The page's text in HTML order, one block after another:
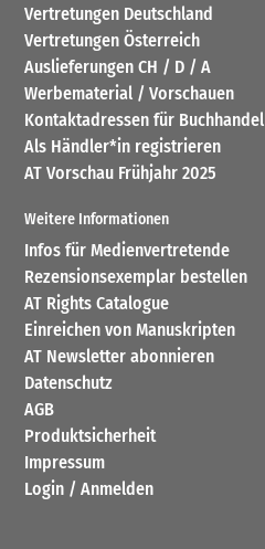
Vertretungen Deutschland
Vertretungen Österreich
Auslieferungen CH / D / A
Werbematerial / Vorschauen
Kontaktadressen für Buchhandel
Als Händler*in registrieren
AT Vorschau Frühjahr 2025
Weitere Informationen
Infos für Medienvertretende
Rezensionsexemplar bestellen
AT Rights Catalogue
Einreichen von Manuskripten
AT Newsletter abonnieren
Datenschutz
AGB
Produktsicherheit
Impressum
Login / Anmelden